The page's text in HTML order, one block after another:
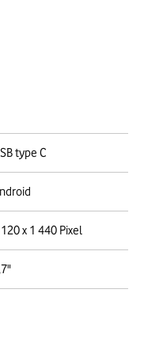
type C
x 1 440 Pixel